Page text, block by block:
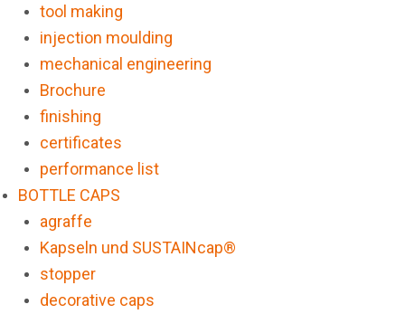
tool making
injection moulding
mechanical engineering
Brochure
finishing
certificates
performance list
BOTTLE CAPS
agraffe
Kapseln und SUSTAINcap®
stopper
decorative caps